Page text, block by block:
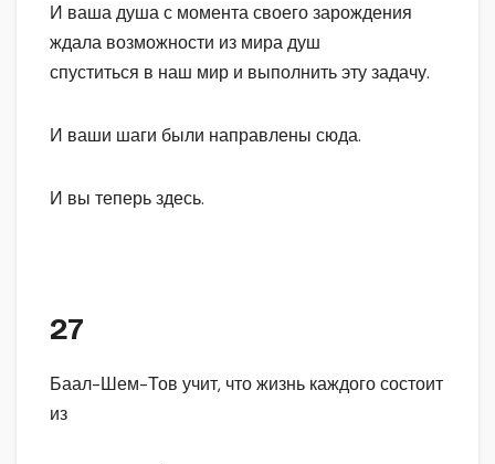
И ваша душа с момента своего зарождения
ждала возможности из мира душ
спуститься в наш мир и выполнить эту задачу.
И ваши шаги были направлены сюда.
И вы теперь здесь.
27
Баал-Шем-Тов учит, что жизнь каждого состоит
из